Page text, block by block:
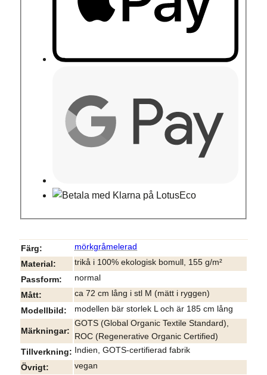
Färg
mörkgråmelerad
Material
trikå i 100% ekologisk bomull, 155 g/m²
Passform
normal
Mått
ca 72 cm lång i stl M (mätt i ryggen)
Modellbild
modellen bär storlek L och är 185 cm lång
Märkningar
GOTS (Global Organic Textile Standard),
ROC (Regenerative Organic Certified)
Tillverkning
Indien, GOTS-certifierad fabrik
Övrigt
vegan